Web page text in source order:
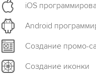
iOS
Android
Создание промо-
Создание иконки